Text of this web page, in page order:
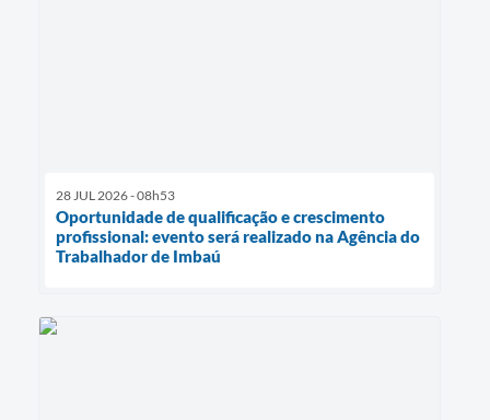
28 JUL 2026 - 08h53
Oportunidade de qualificação e crescimento
profissional: evento será realizado na Agência do
Trabalhador de Imbaú